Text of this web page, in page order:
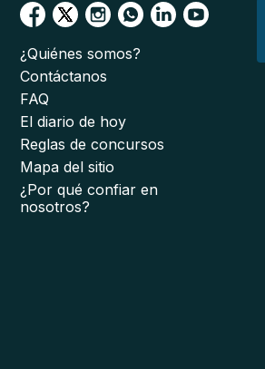
¿Quiénes somos?
Contáctanos
FAQ
El diario de hoy
Reglas de concursos
Mapa del sitio
¿Por qué confiar en
nosotros?